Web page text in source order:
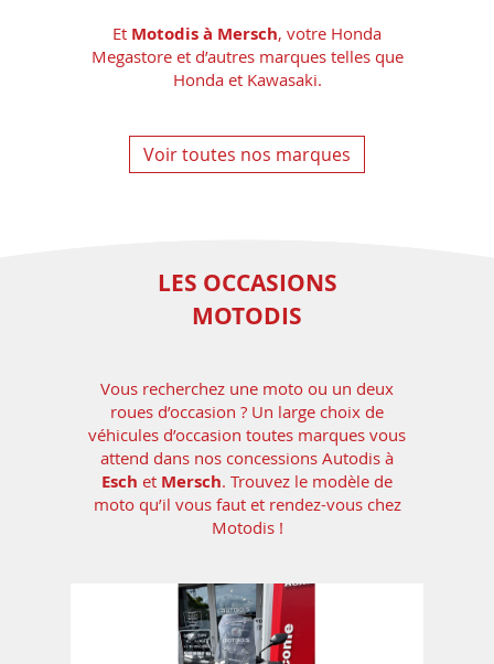
Et Motodis à Mersch, votre Honda
Megastore et d’autres marques telles que
Honda et Kawasaki.
Voir toutes nos marques
LES OCCASIONS
MOTODIS
Vous recherchez une moto ou un deux
roues d’occasion ? Un large choix de
véhicules d’occasion toutes marques vous
attend dans nos concessions Autodis à
Esch et Mersch. Trouvez le modèle de
moto qu’il vous faut et rendez-vous chez
Motodis !